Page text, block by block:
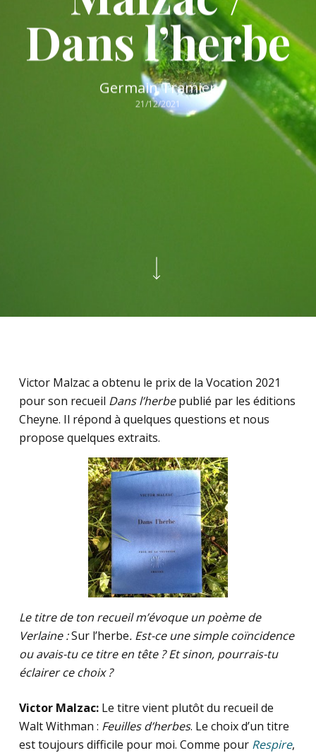
Dans l’herbe
Germain Tramier
21/12/2021
Victor Malzac a obtenu le prix de la Vocation 2021
pour son recueil Dans l’herbepublié par les éditions
Cheyne. Il répond à quelques questions et nous
propose quelques extraits.
Le titre de ton recueilm’évoque un poème de
Verlaine :Sur l’herbe. Est-ce une simple coïncidence
ou avais-tu ce titre en tête ? Et sinon, pourrais-tu
éclairer ce choix ?
Victor Malzac: Le titre vient plutôt du recueil de
Walt Withman : Feuilles d’herbes. Le choix d’un titre
est toujours difficile pour moi. Comme pour Respire,